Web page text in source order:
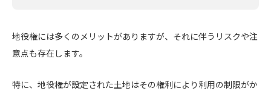
地役権には多くのメリットがありますが、それに伴うリスクや注
意点も存在します。
特に、地役権が設定された土地はその権利により利用の制限がか